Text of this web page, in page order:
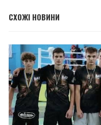
СХОЖІ НОВИНИ